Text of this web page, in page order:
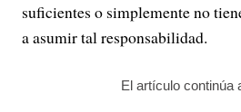
suficientes o simplemente no
a asumir tal responsabilidad.
El artículo continúa